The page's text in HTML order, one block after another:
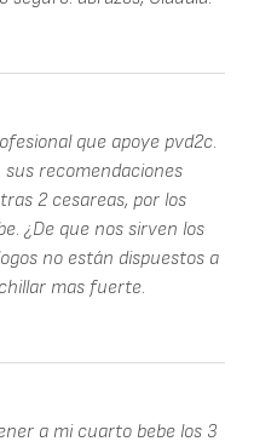
que apoye pvd2c.
sus recomendaciones
2 cesareas, por los
¿De que nos sirven los
no están dispuestos a
mas fuerte.
a mi cuarto bebe los 3